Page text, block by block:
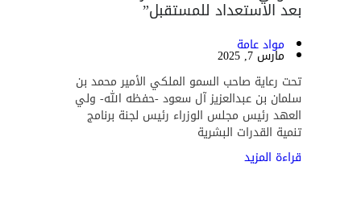
بعد الاستعداد للمستقبل”
مواد عامة
مارس 7, 2025
تحت رعاية صاحب السمو الملكي الأمير محمد بن
سلمان بن عبدالعزيز آل سعود -حفظه الله- ولي
العهد رئيس مجلس الوزراء رئيس لجنة برنامج
تنمية القدرات البشرية
قراءة المزيد